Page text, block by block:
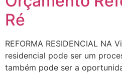
Ré
REFORMA RESIDENCIAL NA
residencial pode ser um
também pode ser a